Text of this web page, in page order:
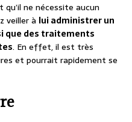
ne nécessite aucun
veiller à lui administrer un
que des traitements
. En effet, il est très
et pourrait rapidement se